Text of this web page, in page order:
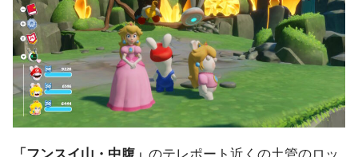
「フンスイ山・中腹」 のテレポート近くの土管のロッ